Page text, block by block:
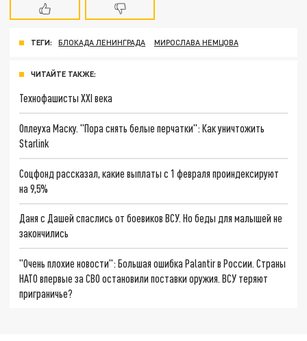
ТЕГИ: БЛОКАДА ЛЕНИНГРАДА МИРОСЛАВА НЕМЦОВА
ЧИТАЙТЕ ТАКЖЕ:
Технофашисты XXI века
Оплеуха Маску. "Пора снять белые перчатки": Как уничтожить
Starlink
Соцфонд рассказал, какие выплаты с 1 февраля проиндексируют
на 9,5%
Даня с Дашей спаслись от боевиков ВСУ. Но беды для малышей не
закончились
"Очень плохие новости": Большая ошибка Palantir в России. Страны
НАТО впервые за СВО остановили поставки оружия. ВСУ теряют
приграничье?